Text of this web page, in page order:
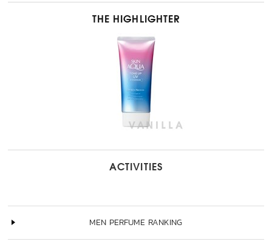
THE HIGHLIGHTER
ACTIVITIES
MEN PERFUME RANKING